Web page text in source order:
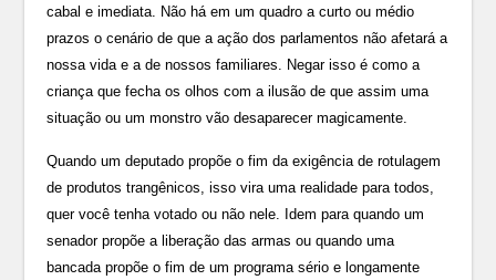
cabal e imediata. Não há em um quadro a curto ou médio
prazos o cenário de que a ação dos parlamentos não afetará a
nossa vida e a de nossos familiares. Negar isso é como a
criança que fecha os olhos com a ilusão de que assim uma
situação ou um monstro vão desaparecer magicamente.
Quando um deputado propõe o fim da exigência de rotulagem
de produtos trangênicos, isso vira uma realidade para todos,
quer você tenha votado ou não nele. Idem para quando um
senador propõe a liberação das armas ou quando uma
bancada propõe o fim de um programa sério e longamente